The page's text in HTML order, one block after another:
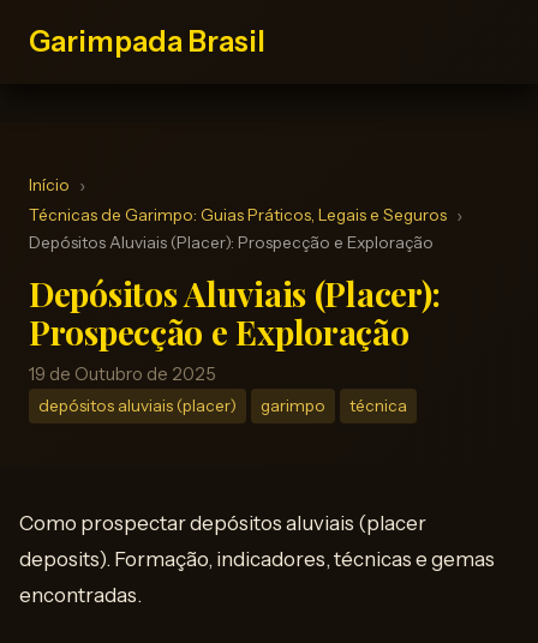
Garimpada Brasil
Início
Técnicas de Garimpo: Guias Práticos, Legais e Seguros
Depósitos Aluviais (Placer): Prospecção e Exploração
Depósitos Aluviais (Placer):
Prospecção e Exploração
19 de Outubro de 2025
depósitos aluviais (placer) garimpo técnica
Como prospectar depósitos aluviais (placer
deposits). Formação, indicadores, técnicas e gemas
encontradas.